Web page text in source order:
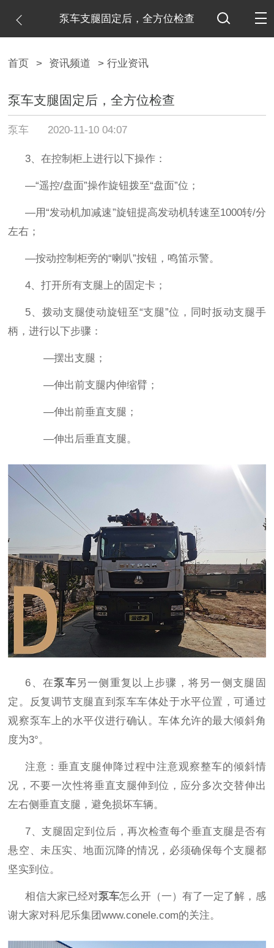
泵车支腿固定后，全方位检查
首页 > 资讯频道 > 行业资讯
泵车支腿固定后，全方位检查
泵车 2020-11-10 04:07
3、在控制柜上进行以下操作：
—“遥控/盘面”操作旋钮拨至“盘面”位；
—用“发动机加减速”旋钮提高发动机转速至1000转/分
左右；
—按动控制柜旁的“喇叭”按钮，鸣笛示警。
4、打开所有支腿上的固定卡；
5、拨动支腿使动旋钮至“支腿”位，同时扳动支腿手
柄，进行以下步骤：
—摆出支腿；
—伸出前支腿内伸缩臂；
—伸出前垂直支腿；
—伸出后垂直支腿。
6 、在泵车另一侧重复以上步骤，将另一侧支腿固
定。反复调节支腿直到泵车车体处于水平位置，可通过
观察泵车上的水平仪进行确认。车体允许的最大倾斜角
度为3°。
注意：垂直支腿伸降过程中注意观察整车的倾斜情
况，不要一次性将垂直支腿伸到位，应分多次交替伸出
左右侧垂直支腿，避免损坏车辆。
7、支腿固定到位后，再次检查每个垂直支腿是否有
悬空、未压实、地面沉降的情况，必须确保每个支腿都
坚实到位。
相信大家已经对泵车怎么开（一）有了一定了解，感
谢大家对科尼乐集团www.conele.com的关注。